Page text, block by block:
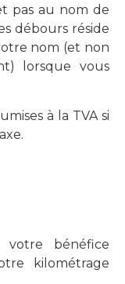
pas au nom de
débours réside
nom (et non
lorsque vous
à la TVA si
votre bénéfice
kilométrage